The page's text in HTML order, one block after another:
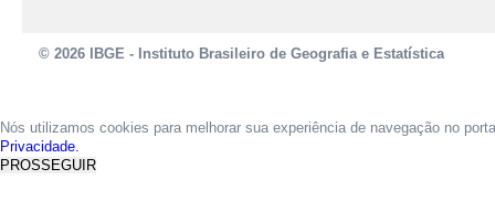
© 2026 IBGE - Instituto Brasileiro de Geografia e Estatística
Nós utilizamos cookies para melhorar sua experiência de navegação no
Privacidade.
PROSSEGUIR